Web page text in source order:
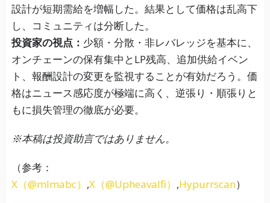
設計が短期需給を増幅した。結果として価格は乱高下
し、コミュニティは分断した。
投資家の視点： 少額・分散・非レバレッジを基本に、
オンチェーンの保有集中とLP残高、追加供給イベン
ト、報酬設計の変更を監視することが有効だろう。価
格はニュース感応度が極端に高く、逆張り・順張りと
もに損失管理の徹底が必要。
※本稿は投資助言ではありません。
（参考：
X（@mlmabc） ,X（@Upheavalfi） ,Hypurrscan）